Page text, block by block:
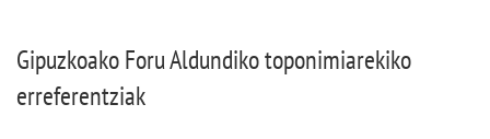
Gipuzkoako Foru Aldundiko toponimiarekiko
erreferentziak